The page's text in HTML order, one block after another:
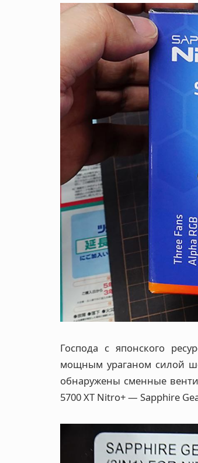
Господа с японского
мощным ураганом силой
обнаружены сменные
5700 XT Nitro+ — Sapphire